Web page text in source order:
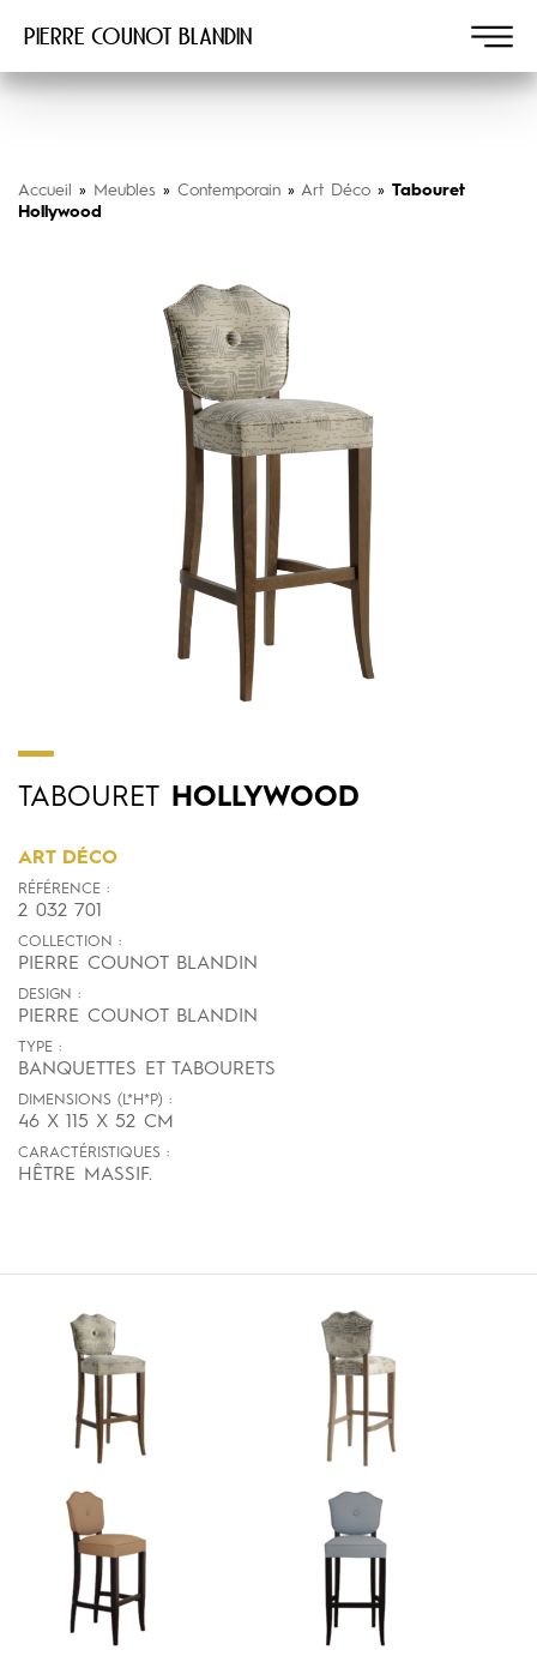
Pierre COUNOT BLANDIN
Accueil » Meubles » Contemporain » Art Déco » Tabouret
Hollywood
TABOURET HOLLYWOOD
ART DÉCO
RÉFÉRENCE :
2 032 701
COLLECTION :
PIERRE COUNOT BLANDIN
DESIGN :
PIERRE COUNOT BLANDIN
TYPE :
BANQUETTES ET TABOURETS
DIMENSIONS (L*H*P) :
46 X 115 X 52 CM
CARACTÉRISTIQUES :
HÊTRE MASSIF.